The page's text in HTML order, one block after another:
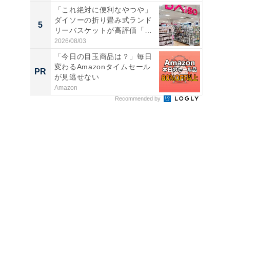
5
「これ絶対に便利なやつや」
ダイソーの折り畳み式ランド
リーバスケットが高評価「使
わ...
2026/08/03
PR
「今日の目玉商品は？」毎日
変わるAmazonタイムセール
が見逃せない
Amazon
Recommended by